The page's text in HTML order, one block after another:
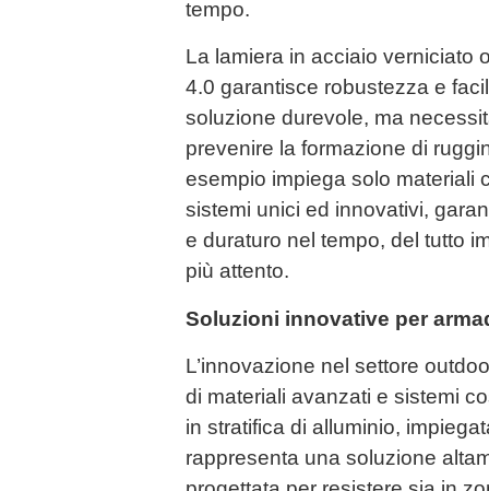
tempo.
La lamiera in acciaio verniciato
4.0 garantisce robustezza e
soluzione durevole, ma
prevenire la formazione di
esempio impiega solo materiali
sistemi unici ed innovativi,
e duraturo nel tempo, del tutto
più attento.
Soluzioni innovative per
L’innovazione nel settore
di materiali avanzati e sistemi
in stratifica di alluminio,
rappresenta una soluzione